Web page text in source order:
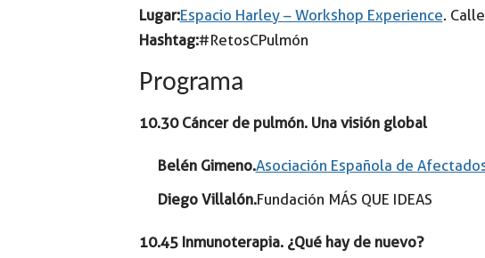
Lugar:Espacio Harley – Workshop Experience.
Hashtag:#RetosCPulmón
Programa
10.30 Cáncer de pulmón. Una visión global
Belén Gimeno.Asociación Española de
Diego Villalón.Fundación MÁS QUE IDEAS
10.45 Inmunoterapia. ¿Qué hay de nuevo?